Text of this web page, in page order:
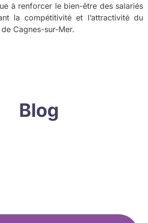
à renforcer le bien-être des salariés
la compétitivité et l’attractivité du
Cagnes-sur-Mer.
Blog